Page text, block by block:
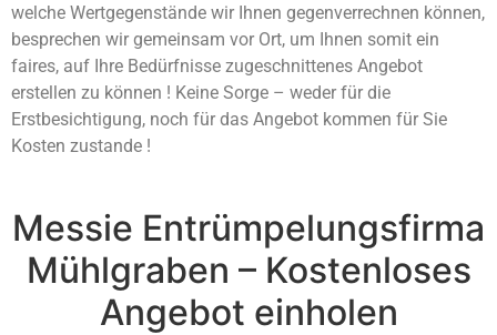
welche Wertgegenstände wir Ihnen gegenverrechnen können,
besprechen wir gemeinsam vor Ort, um Ihnen somit ein
faires, auf Ihre Bedürfnisse zugeschnittenes Angebot
erstellen zu können ! Keine Sorge – weder für die
Erstbesichtigung, noch für das Angebot kommen für Sie
Kosten zustande !
Messie Entrümpelungsfirma
Mühlgraben – Kostenloses
Angebot einholen